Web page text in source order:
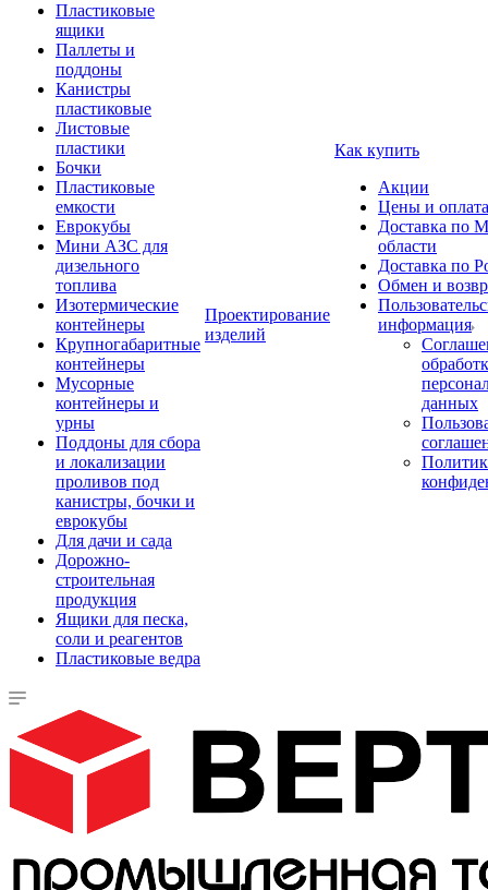
Пластиковые
ящики
Паллеты и
поддоны
Канистры
пластиковые
Листовые
пластики
Бочки
Пластиковые
емкости
Еврокубы
Мини АЗС для
дизельного
топлива
Изотермические
контейнеры
Крупногабаритные
контейнеры
Мусорные
контейнеры и
урны
Поддоны для сбора
и локализации
проливов под
канистры, бочки и
еврокубы
Для дачи и сада
Дорожно-
строительная
продукция
Ящики для песка,
соли и реагентов
Пластиковые ведра
Проектирование
изделий
Как купить
Акции
Цены и оплата
Доставка по
области
Доставка по
Обмен и
информация
данных